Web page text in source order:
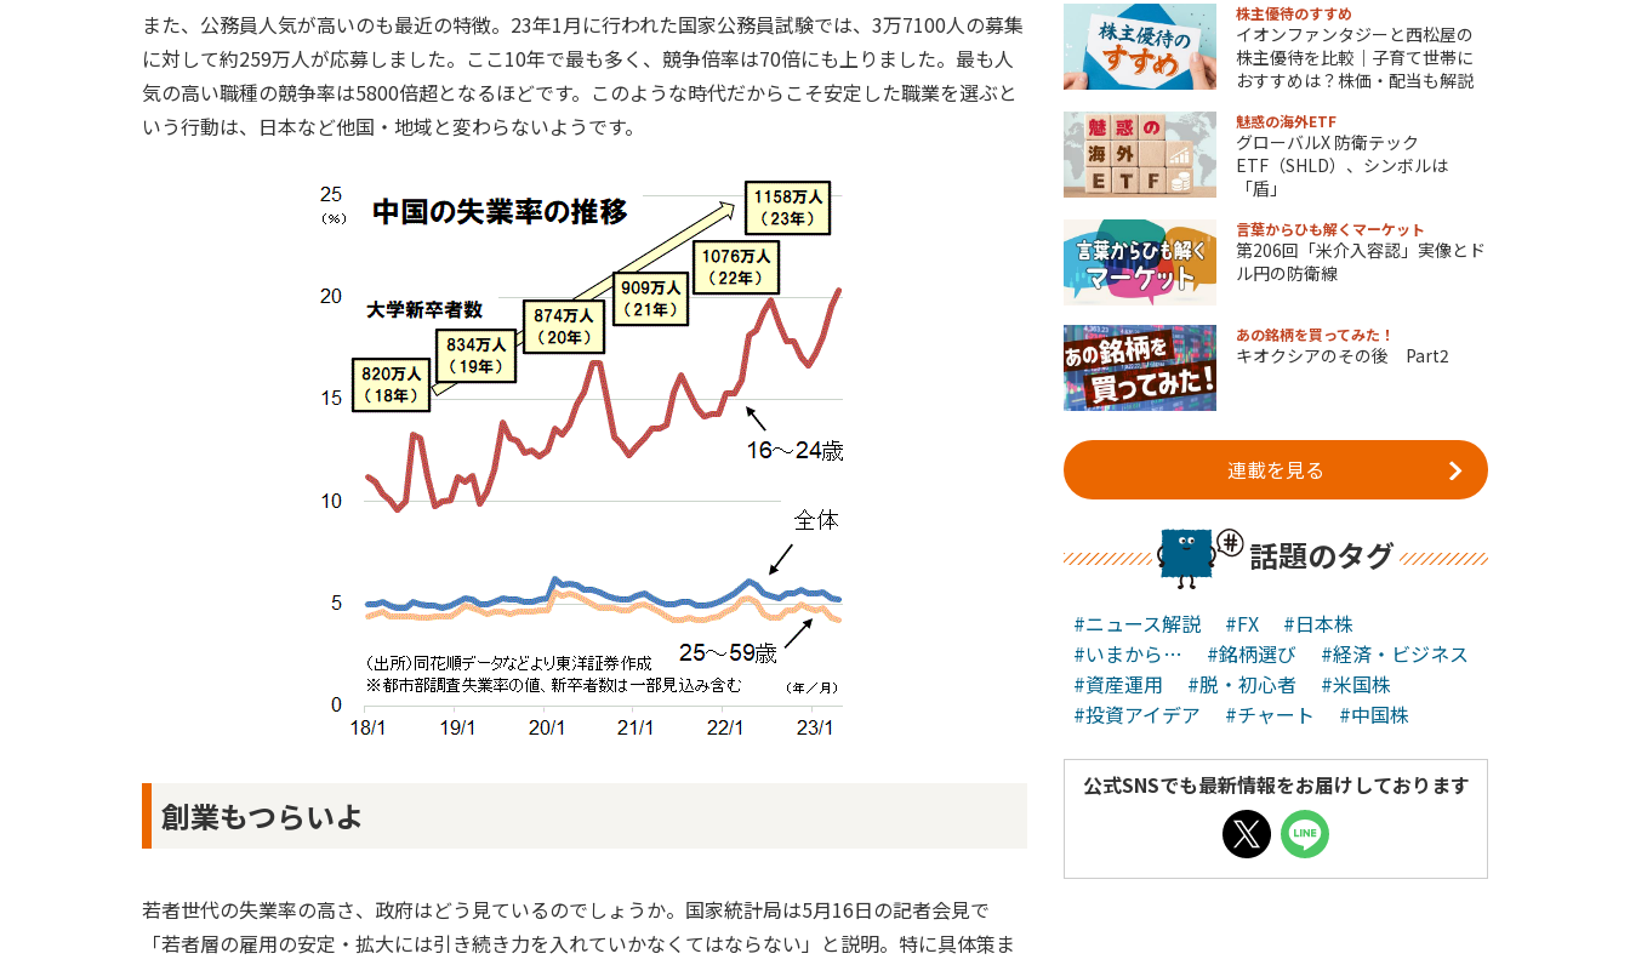
また、公務員人気が高いのも最近の特徴。23年1月に行われた国家公務員試験では、3万7100人の募集
に対して約259万人が応募しました。ここ10年で最も多く、競争倍率は70倍にも上りました。最も人
気の高い職種の競争率は5800倍超となるほどです。このような時代だからこそ安定した職業を選ぶと
いう行動は、日本など他国・地域と変わらないようです。
創業もつらいよ
若者世代の失業率の高さ、政府はどう見ているのでしょうか。国家統計局は5月16日の記者会見で
「若者層の雇用の安定・拡大には引き続き力を入れていかなくてはならない」と説明。特に具体策ま
株主優待のすすめ
イオンファンタジーと西松屋の
株主優待を比較｜子育て世帯に
おすすめは？株価・配当も解説
魅惑の海外ETF
グローバルX 防衛テック
ETF（SHLD）、シンボルは
「盾」
言葉からひも解くマーケット
第206回「米介入容認」実像とド
ル円の防衛線
あの銘柄を買ってみた！
キオクシアのその後 Part2
連載を見る
話題のタグ
#ニュース解説 #FX
#日本株
#いまから…
#銘柄選び
#経済・ビジネス
#資産運用
#脱・初心者
#米国株
#投資アイデア
#チャート #中国株
公式SNSでも最新情報をお届けしております